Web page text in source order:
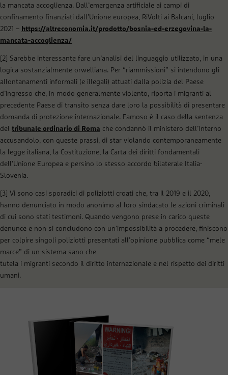
la mancata accoglienza. Dall’emergenza artificiale ai campi di
confinamento finanziati dall’Unione europea, RiVolti ai Balcani, luglio
2021 – https://altreconomia.it/prodotto/bosnia-ed-erzegovina-la-
mancata-accoglienza/
[2] Sarebbe interessante fare un’analisi del linguaggio utilizzato, in una
logica sostanzialmente orwelliana. Per “riammissioni” si intendono gli
allontanamenti informali (e illegali) attuati dalla polizia del Paese
d’ingresso che, in modo generalmente violento, riporta i migranti al
precedente Paese di transito senza dare loro la possibilità di presentare
domanda di protezione internazionale. Famoso è il caso della sentenza
del tribunale ordinario di Roma che condannò il ministero dell’Interno
accusandolo, con queste prassi, di star violando contemporaneamente
la legge italiana, la Costituzione, la Carta dei diritti fondamentali
dell’Unione Europea e persino lo stesso accordo bilaterale Italia-
Slovenia.
[3] Vi sono casi sporadici di poliziotti croati che, tra il 2019 e il 2020,
hanno denunciato in modo anonimo al loro sindacato le azioni criminali
di cui sono stati testimoni. Quando vengono prese in carico queste
denunce e non si concludono con un’impossibilità a procedere, finiscono
per colpire singoli poliziotti presentati all’opinione pubblica come “mele
marce” di un sistema sano che
tutela i migranti secondo il diritto internazionale e nel rispetto dei diritti
umani.